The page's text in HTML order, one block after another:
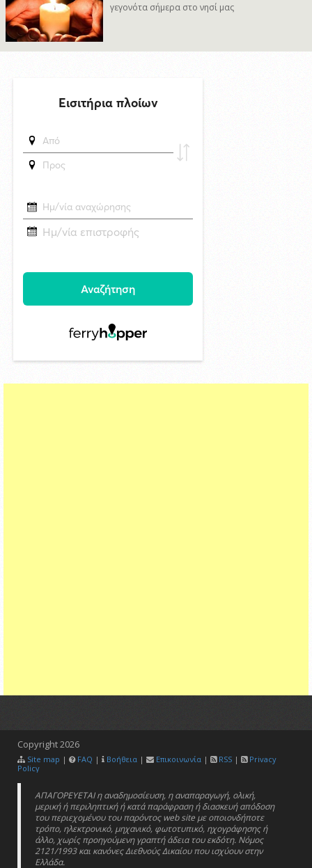
δημοσιεύθηκε 3 ώρες πριν
Στο νησί της Κύθνου το 12ο Cycladic Young Patrons Summer Weekend
του Μουσείου Κυκλαδικής Τέχνης
καμπίνα του
γεγονότα σήμερα στο νησί μας
Copyright2026
Site map | FAQ | Βοήθεια | Επικοινωνία | RSS |
Privacy
Policy
ΑΠΑΓΟΡΕΥΕΤΑΙ η αναδημοσίευση, η αναπαραγωγή, ολική,
μερική ή περιληπτική ή κατά παράφραση ή διασκευή απόδοση
του περιεχομένου του παρόντος web site με οποιονδήποτε
τρόπο, ηλεκτρονικό, μηχανικό, φωτοτυπικό, ηχογράφησης ή
άλλο, χωρίς προηγούμενη γραπτή άδεια του εκδότη. Νόμος
2121/1993 και κανόνες Διεθνούς Δικαίου που ισχύουν στην
Ελλάδα.